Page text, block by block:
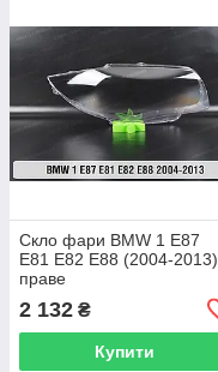
Скло фари BMW 1 E87
E81 E82 E88 (2004-2013)
праве
2 132 ₴
Купити